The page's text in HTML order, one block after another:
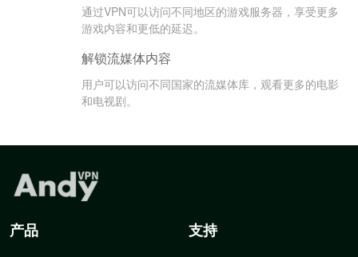
通过VPN可以访问不同地区的游戏服务器，享受更多
游戏内容和更低的延迟。
解锁流媒体内容
用户可以访问不同国家的流媒体库，观看更多的电影
和电视剧。
产品 支持